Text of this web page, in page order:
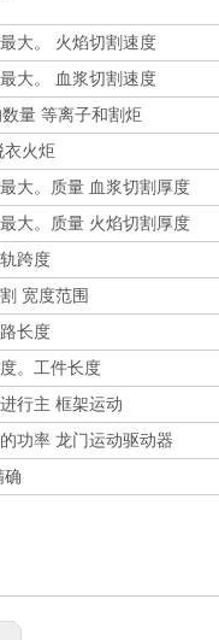
大。 火焰切割速度
大。 血浆切割速度
量 等离子和割炬
衣火炬
大。质量 血浆切割厚度
大。质量 火焰切割厚度
跨度
宽度范围
长度
。工件长度
行主 框架运动
功率 龙门运动驱动器
确